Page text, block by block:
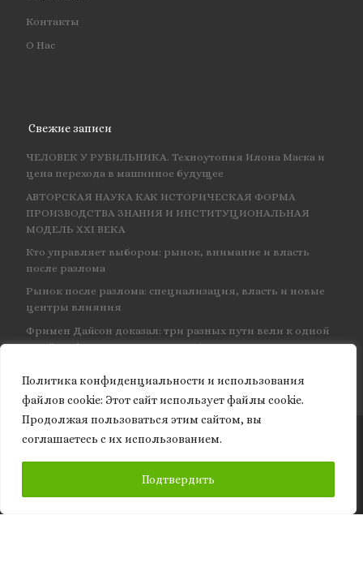
Политика конфиденциальности и использования
файлов сookie: Этот сайт использует файлы cookie.
Продолжая пользоваться этим сайтом, вы
соглашаетесь с их использованием.
Подтвердить
Контакты
О Нас
Свежие записи
ЧЕЛОВЕК У РУБИЛЬНИКА. Техноутопия Илона Маска и
цена перехода в машинное будущее
АВТОРСКАЯ НАУКА КАК ИСТОРИЧЕСКАЯ ФОРМА
ПРОИЗВОДСТВА ЗНАНИЯ И ИНСТИТУЦИОНАЛЬНАЯ
МОДЕЛЬ XXI ВЕКА
Кто управляет выбором: рынок, внимание и власть
после разлома
Рынок после разлома: специализация, власть и новые
центры влияния
Фримен Дайсон доказал: три разных пути вели к одной
и той же физике — и навсегда объединил КЭД
© 2026Granite of science– Все права защищены